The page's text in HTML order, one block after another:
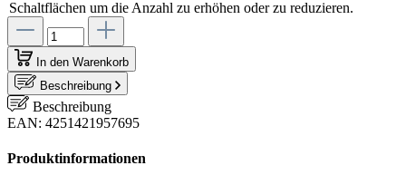
Schaltflächen um die Anzahl zu erhöhen oder zu reduzieren.
In den Warenkorb
Beschreibung
Beschreibung
EAN: 4251421957695
Produktinformationen